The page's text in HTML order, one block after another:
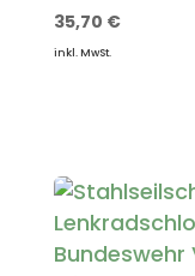
35,70 €
inkl. MwSt.